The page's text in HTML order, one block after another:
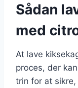
Sådan
med
At lave
proces, der
trin for at